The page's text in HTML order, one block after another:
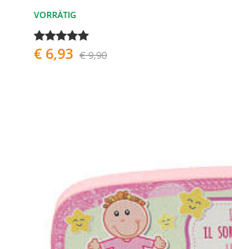
VORRÄTIG
€ 6,93 € 9,90